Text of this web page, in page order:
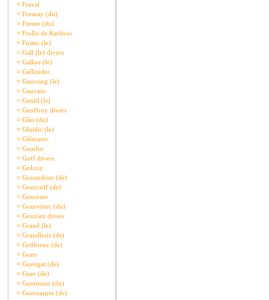
¤ Fraval
¤ Fresnay (du)
¤ Fresne (du)
¤ Frollo de Kerlivio
¤ Fustec (le)
¤ Gall (le) divers
¤ Gallou (le)
¤ Galloudec
¤ Gascoing (le)
¤ Gauvain
¤ Gentil (le)
¤ Geoffroy divers
¤ Glas (du)
¤ Gluidic (le)
¤ Glémarec
¤ Goarlot
¤ Goff divers
¤ Golouy
¤ Gouandour (de)
¤ Gourcuff (de)
¤ Gourezre
¤ Gourvinec (du)
¤ Gouzien divers
¤ Grand (le)
¤ Grandbois (de)
¤ Griffonez (de)
¤ Guen
¤ Guengat (de)
¤ Guer (de)
¤ Guermeur (du)
¤ Guernarpin (de)